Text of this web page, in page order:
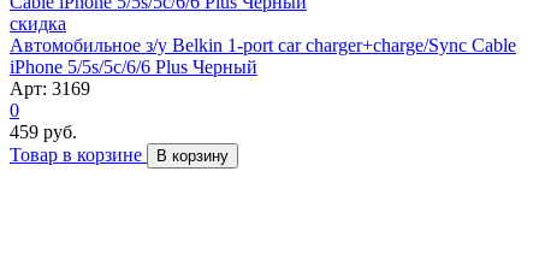
скидка
Автомобильное з/у Belkin 1-port car charger+charge/Sync Cable
iPhone 5/5s/5c/6/6 Plus Черный
Арт: 3169
0
459 руб.
Товар в корзине
В корзину